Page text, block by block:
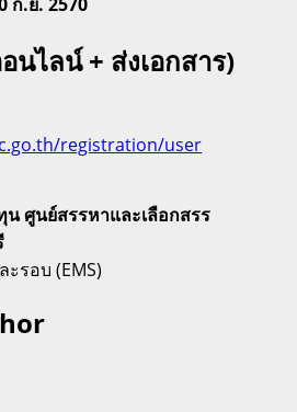
นไลน์ + ส่งเอกสาร)
registration/user
ศูนย์สรรหาและเลือกสรร
รอบ (EMS)